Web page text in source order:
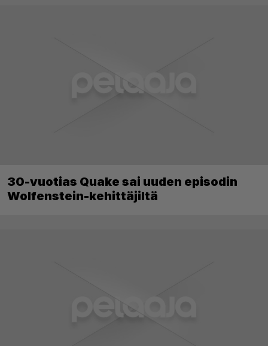
30-vuotias Quake sai uuden episodin
Wolfenstein-kehittäjiltä